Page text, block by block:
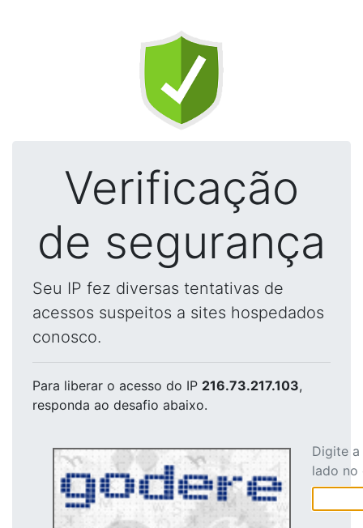
Verificação
de segurança
Seu IP fez diversas tentativas de
acessos suspeitos a sites hospedados
conosco.
Para liberar o acesso do IP 216.73.217.103,
responda ao desafio abaixo.
Digite
lado no